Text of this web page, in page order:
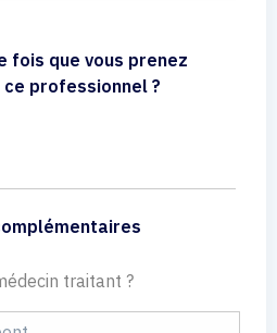
fois que vous prenez
professionnel ?
traitant ?